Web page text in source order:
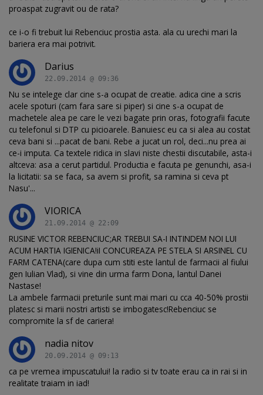
proaspat zugravit ou de rata?
ce i-o fi trebuit lui Rebenciuc prostia asta. ala cu urechi mari la
bariera era mai potrivit.
Darius
22.09.2014 @ 09:36
Nu se intelege clar cine s-a ocupat de creatie. adica cine a scris
acele spoturi (cam fara sare si piper) si cine s-a ocupat de
machetele alea pe care le vezi bagate prin oras, fotografii facute
cu telefonul si DTP cu picioarele. Banuiesc eu ca si alea au costat
ceva bani si ...pacat de bani. Rebe a jucat un rol, deci...nu prea ai
ce-i imputa. Ca textele ridica in slavi niste chestii discutabile, asta-i
altceva: asa a cerut partidul. Productia e facuta pe genunchi, asa-i
la licitatii: sa se faca, sa avem si profit, sa ramina si ceva pt
Nasu'...
VIORICA
21.09.2014 @ 22:09
RUSINE VICTOR REBENCIUC;AR TREBUI SA-I INTINDEM NOI LUI
ACUM HARTIA IGIENICA!iI CONCUREAZA PE STELA SI ARSINEL CU
FARM CATENA(care dupa cum stiti este lantul de farmacii al fiului
gen Iulian Vlad), si vine din urma farm Dona, lantul Danei
Nastase!
La ambele farmacii preturile sunt mai mari cu cca 40-50% prostii
platesc si marii nostri artisti se imbogatesc!Rebenciuc se
compromite la sf de cariera!
nadia nitov
20.09.2014 @ 09:13
ca pe vremea impuscatului! la radio si tv toate erau ca in rai si in
realitate traiam in iad!